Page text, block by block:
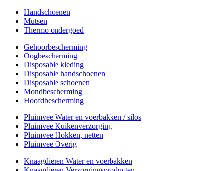
Handschoenen
Mutsen
Thermo ondergoed
Gehoorbescherming
Oogbescherming
Disposable kleding
Disposable handschoenen
Disposable schoenen
Mondbescherming
Hoofdbescherming
Pluimvee Water en voerbakken / silos
Pluimvee Kuikenverzorging
Pluimvee Hokken, netten
Pluimvee Overig
Knaagdieren Water en voerbakken